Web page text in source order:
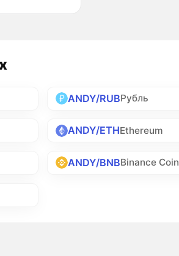
ANDY/RUBРубль
ANDY/ETHEthereum
ANDY/BNBBinance Coin